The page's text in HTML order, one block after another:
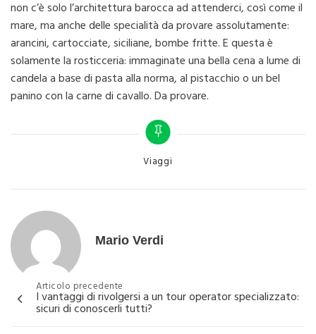
non c’è solo l’architettura barocca ad attenderci, così come il
mare, ma anche delle specialità da provare assolutamente:
arancini, cartocciate, siciliane, bombe fritte. E questa è
solamente la rosticceria: immaginate una bella cena a lume di
candela a base di pasta alla norma, al pistacchio o un bel
panino con la carne di cavallo. Da provare.
Categories
Viaggi
Mario Verdi
Navigazione
articoli
Articolo precedente
I vantaggi di rivolgersi a un tour operator specializzato:
sicuri di conoscerli tutti?